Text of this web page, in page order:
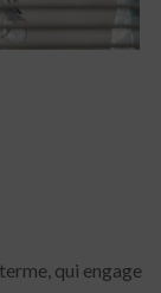
qui engage